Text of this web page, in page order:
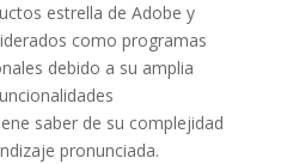
estrella de Adobe y
como programas
debido a su amplia
saber de su complejidad
pronunciada.